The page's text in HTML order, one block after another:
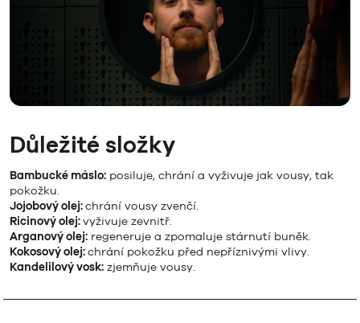
Důležité složky
Bambucké máslo: posiluje, chrání a vyživuje jak vousy, tak
pokožku.
Jojobový olej:chrání vousy zvenčí.
Ricinový olej:vyživuje zevnitř.
Arganový olej: regeneruje a zpomaluje stárnutí buněk.
Kokosový olej:chrání pokožku před nepříznivými vlivy.
Kandelilový vosk: zjemňuje vousy.